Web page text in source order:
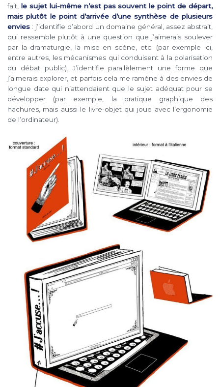
fait, le sujet lui-même n’est pas souvent le point de départ,
mais plutôt le point d’arrivée d’une synthèse de plusieurs
envies : j’identifie d’abord un domaine général, assez abstrait,
qui ressemble plutôt à une question que j’aimerais soulever
par la dramaturgie, la mise en scène, etc. (par exemple ici,
entre autres, les mécanismes qui conduisent à la polarisation
du débat public). J’identifie parallèlement une forme que
j’aimerais explorer, et parfois cela me ramène à des envies de
longue date qui n’attendaient que le sujet adéquat pour se
développer (par exemple, la pratique graphique des
hachures, mais aussi le livre-objet qui joue avec l’ergonomie
de l’ordinateur).